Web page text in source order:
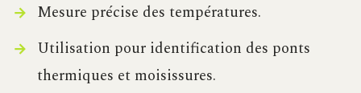
Mesure précise des températures.
Utilisation pour identification des ponts
thermiques et moisissures.